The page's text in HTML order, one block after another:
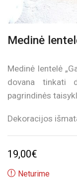
Medinė
Medinė lentelė
dovana tinkati
pagrindinės
Dekoracijos
19,00€
Neturime